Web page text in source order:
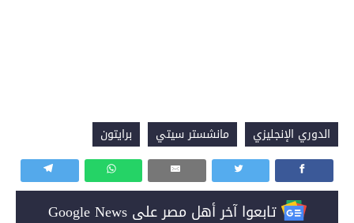
الدوري الإنجليزي مانشستر سيتي برايتون
تابعوا آخر أهل مصر على Google News